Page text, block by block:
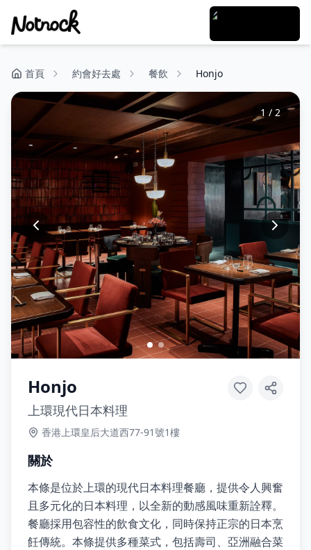
首頁 約會好去處 餐飲 Honjo
1 / 2
Honjo
上環現代日本料理
香港上環皇后大道西77-91號1樓
關於
本條是位於上環的現代日本料理餐廳，提供令人興奮
且多元化的日本料理，以全新的動感風味重新詮釋。
餐廳採用包容性的飲食文化，同時保持正宗的日本烹
飪傳統。本條提供多種菜式，包括壽司、亞洲融合菜